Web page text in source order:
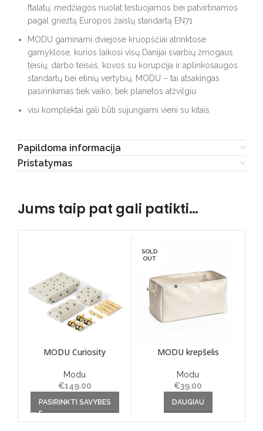
ftalatų, medžiagos nuolat testuojamos bei patvirtinamos
pagal griežtą Europos žaislų standartą EN71
MODU gaminami dviejose kruopščiai atrinktose
gamyklose, kurios laikosi visų Danijai svarbių žmogaus
teisių, darbo teisės, kovos su korupcija ir aplinkosaugos
standartų bei etinių vertybių. MODU – tai atsakingas
pasirinkimas tiek vaiko, tiek planetos atžvilgiu
visi komplektai gali būti sujungiami vieni su kitais
Papildoma informacija
Pristatymas
Jums taip pat gali patikti…
MODU Curiosity
Modu
€149.00
PASIRINKTI SAVYBES
SOLD
OUT
MODU krepšelis
Modu
€39.00
DAUGIAU